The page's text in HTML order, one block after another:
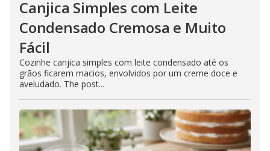
Canjica Simples com Leite
Condensado Cremosa e Muito
Fácil
Cozinhe canjica simples com leite condensado até os
grãos ficarem macios, envolvidos por um creme doce e
aveludado. The post...